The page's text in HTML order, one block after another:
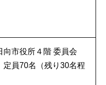
市役所４階 委員会
員70名（残り30名程